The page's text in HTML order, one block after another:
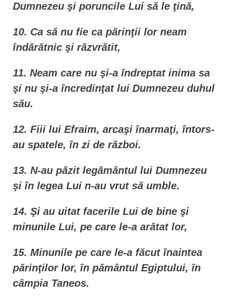
Dumnezeu şi poruncile Lui să le ţină,
10. Ca să nu fie ca părinţii lor neam
îndărătnic şi răzvrătit,
11. Neam care nu şi-a îndreptat inima sa
şi nu şi-a încredinţat lui Dumnezeu duhul
său.
12. Fiii lui Efraim, arcaşi înarmaţi, întors-
au spatele, în zi de război.
13. N-au păzit legământul lui Dumnezeu
şi în legea Lui n-au vrut să umble.
14. Şi au uitat facerile Lui de bine şi
minunile Lui, pe care le-a arătat lor,
15. Minunile pe care le-a făcut înaintea
părinţilor lor, în pământul Egiptului, în
câmpia Taneos.